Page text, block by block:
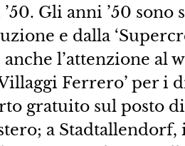
Gli anni ’50 sono
e dalla
l’attenzione al
Ferrero’ per i
gratuito sul posto
a